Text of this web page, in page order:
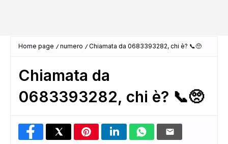
Home page numero Chiamata da 0683393282, chi è? 📞🥺
Chiamata da
0683393282, chi è? 📞🥺